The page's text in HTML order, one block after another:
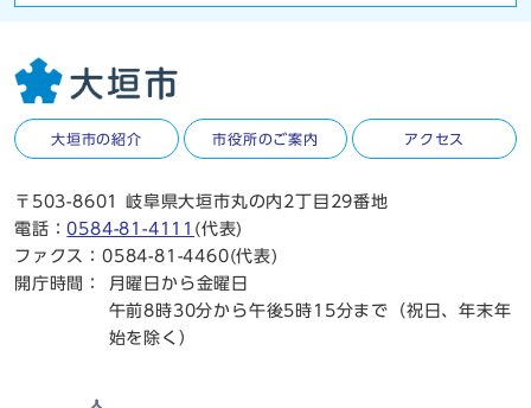
大垣市の紹介 市役所のご案内 アクセス
〒503-8601 岐阜県大垣市丸の内2丁目29番地
電話：0584-81-4111 (代表)
ファクス：0584-81-4460(代表)
開庁時間：
月曜日から金曜日
午前8時30分から午後5時15分まで（祝日、年末年
始を除く）